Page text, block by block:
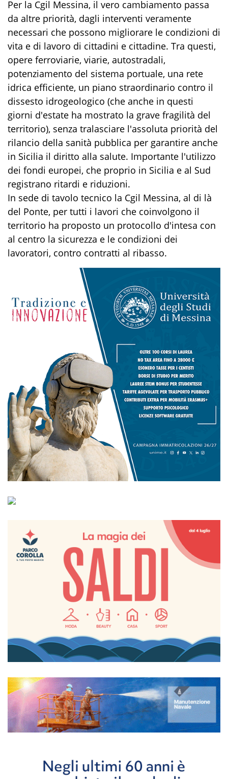
Per la Cgil Messina, il vero cambiamento passa
da altre priorità, dagli interventi veramente
necessari che possono migliorare le condizioni di
vita e di lavoro di cittadini e cittadine. Tra questi,
opere ferroviarie, viarie, autostradali,
potenziamento del sistema portuale, una rete
idrica efficiente, un piano straordinario contro il
dissesto idrogeologico (che anche in questi
giorni d'estate ha mostrato la grave fragilità del
territorio), senza tralasciare l'assoluta priorità del
rilancio della sanità pubblica per garantire anche
in Sicilia il diritto alla salute. Importante l'utilizzo
dei fondi europei, che proprio in Sicilia e al Sud
registrano ritardi e riduzioni.
In sede di tavolo tecnico la Cgil Messina, al di là
del Ponte, per tutti i lavori che coinvolgono il
territorio ha proposto un protocollo d'intesa con
al centro la sicurezza e le condizioni dei
lavoratori, contro contratti al ribasso.